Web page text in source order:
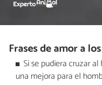
Frases de amor a
Si se pudiera cruzar
una mejora para el